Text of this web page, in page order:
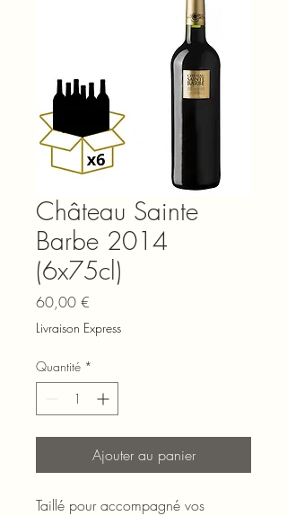
Château Sainte
Barbe 2014
(6x75cl)
60,00 €
Livraison Express
Quantité *
Ajouter au panier
Taillé pour accompagné vos